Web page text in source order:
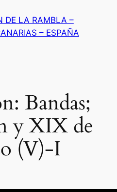
DE LA RAMBLA –
– ESPAÑA
Bandas;
y XIX de
(V)-I